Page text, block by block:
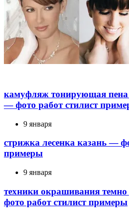
камуфляж тонирующая пена
— фото работ стилист
9 января
стрижка лесенка казань —
примеры
9 января
техники окрашивания
фото работ стилист примеры